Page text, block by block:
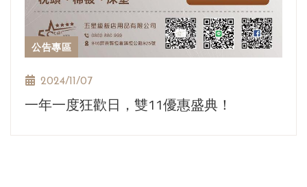
公告專區
2024/11/07
一年一度狂歡日，雙11優惠盛典！